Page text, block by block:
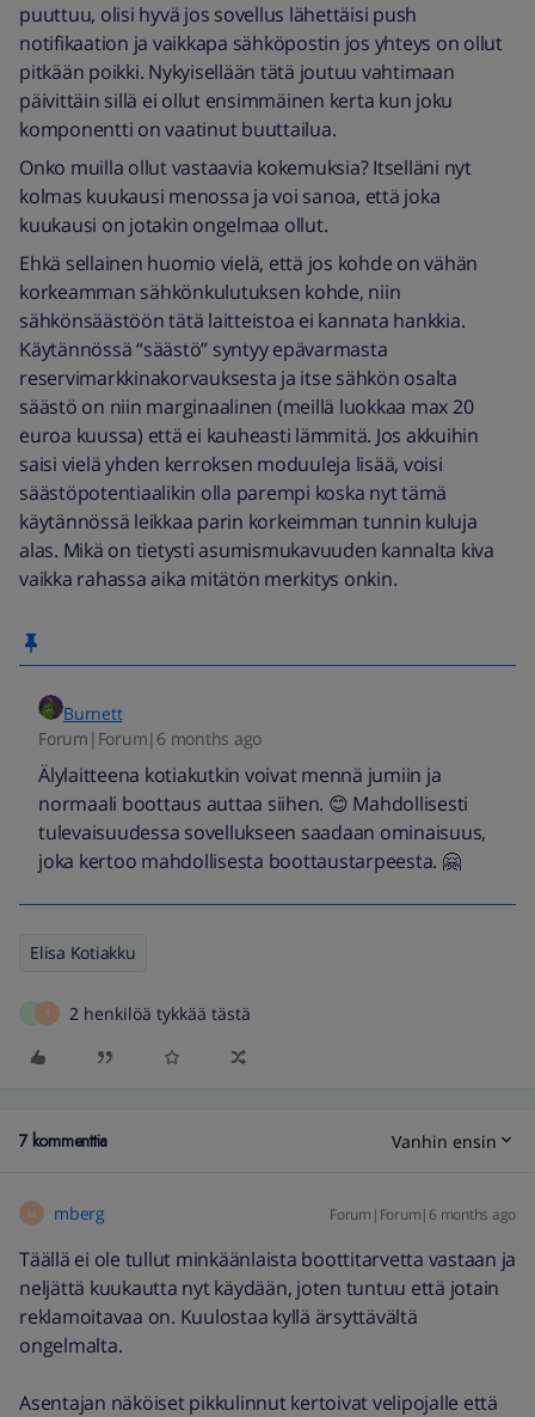
puuttuu, olisi hyvä jos sovellus lähettäisi push
notifikaation ja vaikkapa sähköpostin jos yhteys on ollut
pitkään poikki. Nykyisellään tätä joutuu vahtimaan
päivittäin sillä ei ollut ensimmäinen kerta kun joku
komponentti on vaatinut buuttailua.
Onko muilla ollut vastaavia kokemuksia? Itselläni nyt
kolmas kuukausi menossa ja voi sanoa, että joka
kuukausi on jotakin ongelmaa ollut.
Ehkä sellainen huomio vielä, että jos kohde on vähän
korkeamman sähkönkulutuksen kohde, niin
sähkönsäästöön tätä laitteistoa ei kannata hankkia.
Käytännössä “säästö” syntyy epävarmasta
reservimarkkinakorvauksesta ja itse sähkön osalta
säästö on niin marginaalinen (meillä luokkaa max 20
euroa kuussa) että ei kauheasti lämmitä. Jos akkuihin
saisi vielä yhden kerroksen moduuleja lisää, voisi
säästöpotentiaalikin olla parempi koska nyt tämä
käytännössä leikkaa parin korkeimman tunnin kuluja
alas. Mikä on tietysti asumismukavuuden kannalta kiva
vaikka rahassa aika mitätön merkitys onkin.
Burnett
Forum|Forum|6 months ago
Älylaitteena kotiakutkin voivat mennä jumiin ja
normaali boottaus auttaa siihen. 😊 Mahdollisesti
tulevaisuudessa sovellukseen saadaan ominaisuus,
joka kertoo mahdollisesta boottaustarpeesta. 🤗
Elisa Kotiakku
T 2 henkilöä tykkää tästä
7 kommenttia Vanhin ensin
M mberg Forum|Forum|6 months ago
Täällä ei ole tullut minkäänlaista boottitarvetta vastaan ja
neljättä kuukautta nyt käydään, joten tuntuu että jotain
reklamoitavaa on. Kuulostaa kyllä ärsyttävältä
ongelmalta.
Asentajan näköiset pikkulinnut kertoivat velipojalle että